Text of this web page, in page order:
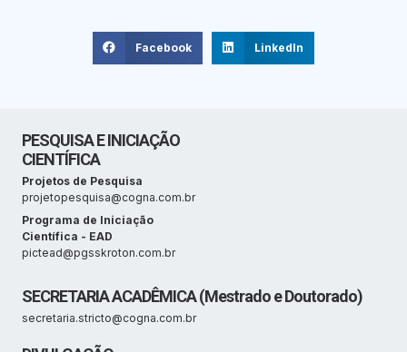
Facebook LinkedIn
PESQUISA E INICIAÇÃO
CIENTÍFICA
Projetos de Pesquisa
projetopesquisa@cogna.com.br
Programa de Iniciação
Científica - EAD
pictead@pgsskroton.com.br
SECRETARIA ACADÊMICA (Mestrado e Doutorado)
secretaria.stricto@cogna.com.br